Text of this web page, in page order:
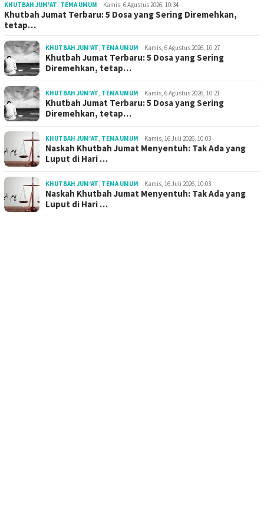
KHUTBAH JUM'AT, TEMA UMUM Kamis, 6 Agustus 2026, 10:34
Khutbah Jumat Terbaru: 5 Dosa yang Sering Diremehkan,
tetap…
KHUTBAH JUM'AT, TEMA UMUM Kamis, 6 Agustus 2026, 10:27
Khutbah Jumat Terbaru: 5 Dosa yang Sering
Diremehkan, tetap…
KHUTBAH JUM'AT, TEMA UMUM Kamis, 6 Agustus 2026, 10:21
Khutbah Jumat Terbaru: 5 Dosa yang Sering
Diremehkan, tetap…
KHUTBAH JUM'AT, TEMA UMUM Kamis, 16 Juli 2026, 10:03
Naskah Khutbah Jumat Menyentuh: Tak Ada yang
Luput di Hari …
KHUTBAH JUM'AT, TEMA UMUM Kamis, 16 Juli 2026, 10:03
Naskah Khutbah Jumat Menyentuh: Tak Ada yang
Luput di Hari …